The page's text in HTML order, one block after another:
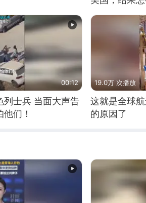
00:12
列士兵 当面大声告
们！
19.0万 次播放
这就是全球
的原因了